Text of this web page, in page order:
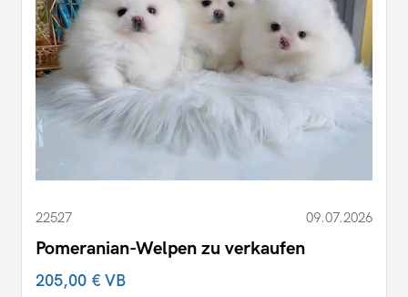
22527 09.07.2026
Pomeranian-Welpen zu verkaufen
205,00 €VB